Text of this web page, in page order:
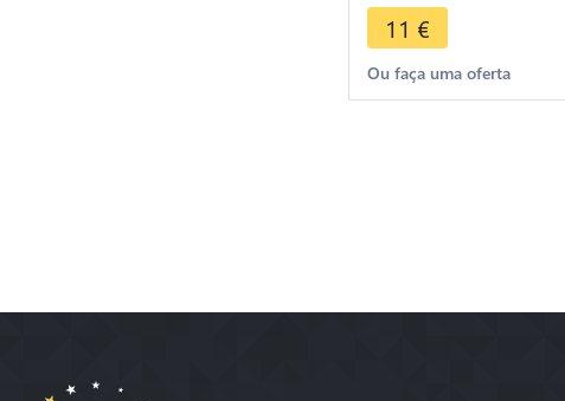
Bolivar 1998 ->
Make offer
11 €
Ou faça uma oferta